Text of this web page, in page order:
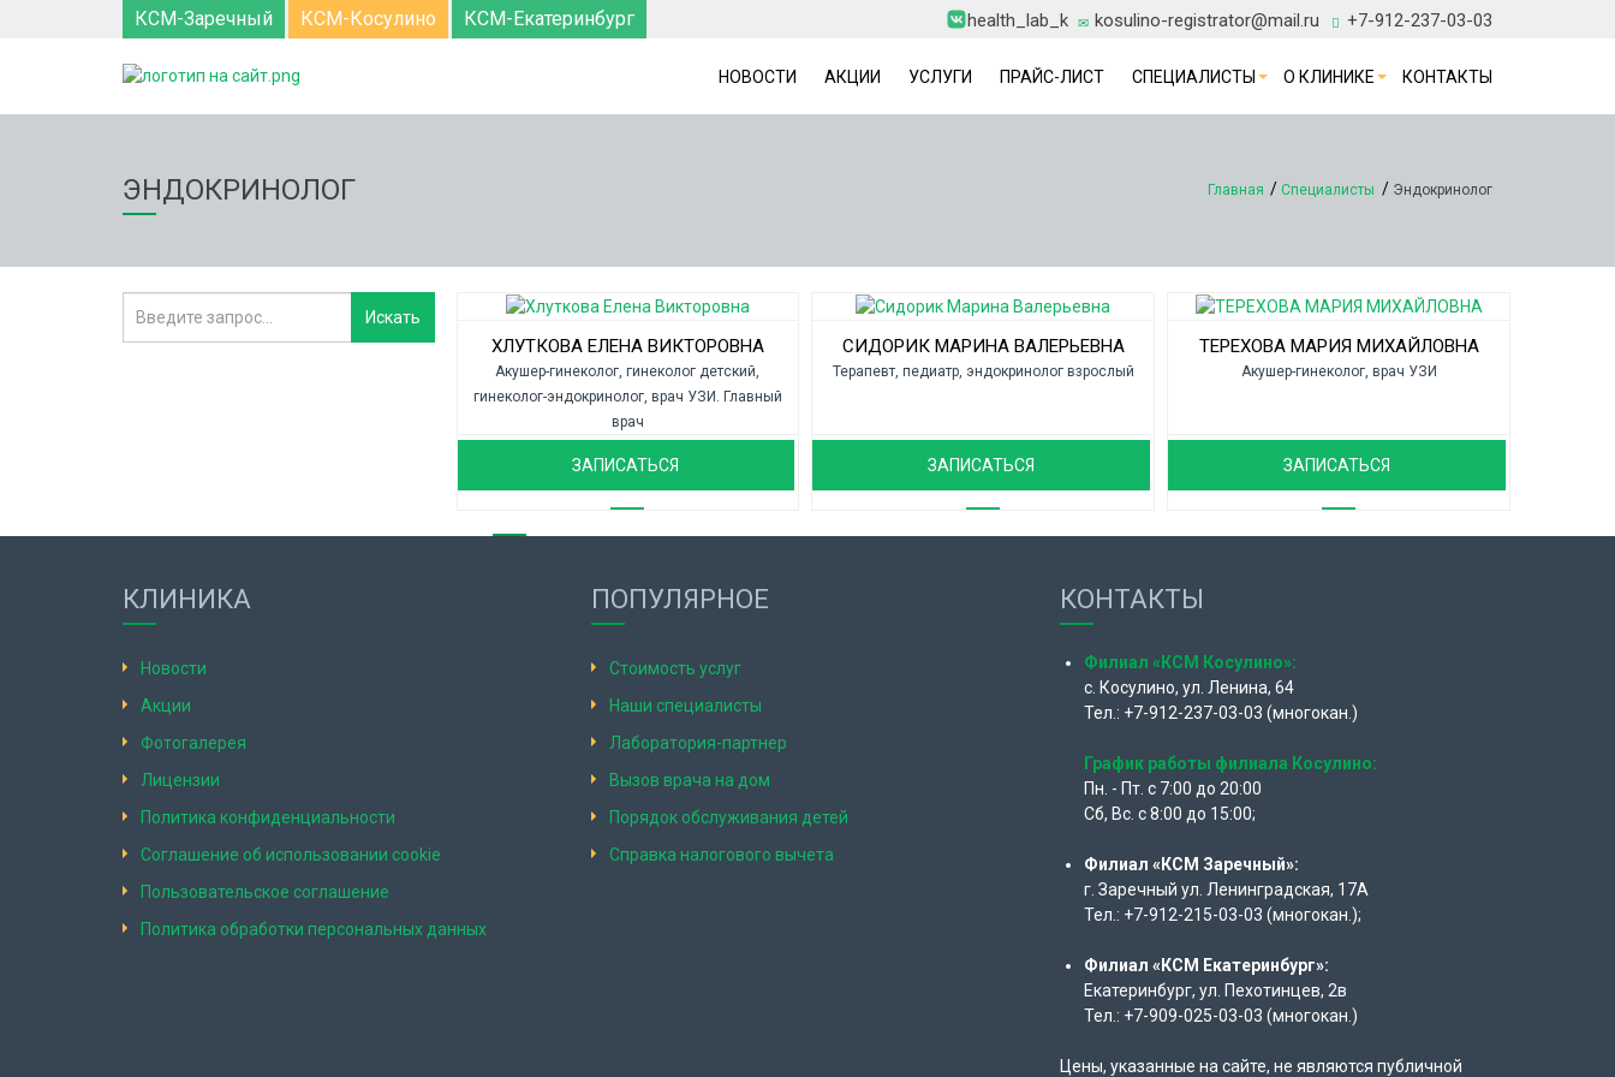
КСМ-Заречный КСМ-Косулино КСМ-Екатеринбург +7-912-237-03-03
kosulino-registrator@mail.ru
health_lab_k
НОВОСТИ АКЦИИ УСЛУГИ ПРАЙС-ЛИСТ СПЕЦИАЛИСТЫ О КЛИНИКЕ КОНТАКТЫ
ЭНДОКРИНОЛОГ Главная Специалисты Эндокринолог
ХЛУТКОВА ЕЛЕНА ВИКТОРОВНА
Акушер-гинеколог, гинеколог детский,
гинеколог-эндокринолог, врач УЗИ. Главный
врач
ЗАПИСАТЬСЯ
СИДОРИК МАРИНА ВАЛЕРЬЕВНА
Терапевт, педиатр, эндокринолог взрослый
ЗАПИСАТЬСЯ
ТЕРЕХОВА МАРИЯ МИХАЙЛОВНА
Акушер-гинеколог, врач УЗИ
ЗАПИСАТЬСЯ
КЛИНИКА
Новости
Акции
Фотогалерея
Лицензии
Политика конфиденциальности
Соглашение об использовании cookie
Пользовательское соглашение
Политика обработки персональных данных
ПОПУЛЯРНОЕ
Стоимость услуг
Наши специалисты
Лаборатория-партнер
Вызов врача на дом
Порядок обслуживания детей
Справка налогового вычета
КОНТАКТЫ
Филиал «КСМ Косулино»:
с. Косулино, ул. Ленина, 64
Тел.: +7-912-237-03-03 (многокан.)
График работы филиала Косулино:
Пн. - Пт. с 7:00 до 20:00
Сб, Вс. с 8:00 до 15:00;
Филиал «КСМ Заречный»:
г. Заречный ул. Ленинградская, 17А
Тел.: +7-912-215-03-03 (многокан.);
Филиал «КСМ Екатеринбург»:
Екатеринбург, ул. Пехотинцев, 2в
Тел.: +7-909-025-03-03 (многокан.)
Цены, указанные на сайте, не являются публичной